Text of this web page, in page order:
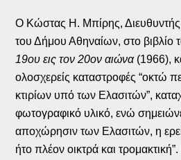
Ο Κώστας Η. Μπίρης,
του Δήμου Αθηναίων, στο βιβλίο
19ου εις τον 20ον αιώνα(1966),
ολοσχερείς καταστροφές “οκτώ
κτιρίων υπό των Ελασιτών”,
φωτογραφικό υλικό, ενώ
αποχώρησιν των Ελασιτών, η
ήτο πλέον οικτρά και